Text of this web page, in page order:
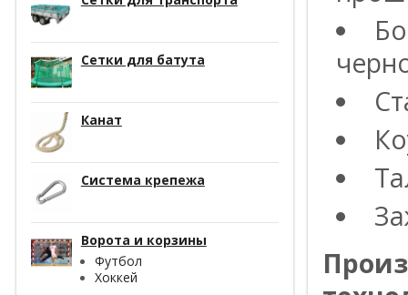
Сетки для батута
Канат
Система крепежа
Ворота и корзины
Футбол
Хоккей